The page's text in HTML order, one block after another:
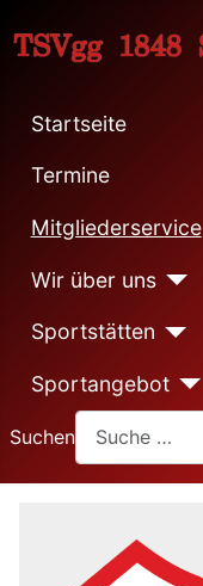
Startseite
Termine
Mitgliederservice
Wir über uns
Sportstätten
Sportangebot
Suchen